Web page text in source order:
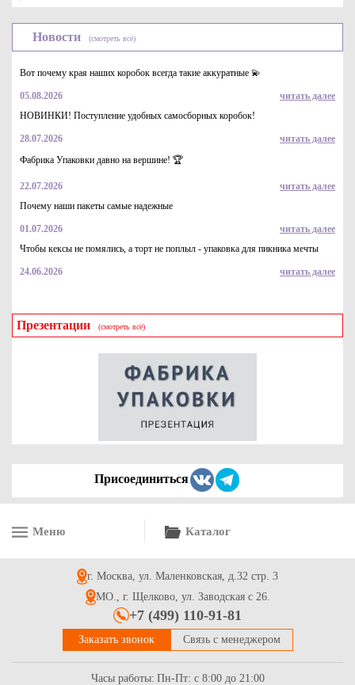
Скрепа для стрепп ленты, скоба для стрепп ленты ПП
1.3 Купить
Пряжки для стрепп ленты проволочная, пряжка проволочная
для стрепп ленты ПП от 12-19 мм
Пряжка пластмассовая для стрепп ленты ПП 15 мм
Новости (смотреть всё)
Вот почему края наших коробок всегда такие аккуратные 💫
05.08.2026
читать далее
НОВИНКИ! Поступление удобных самосборных коробок!
28.07.2026
читать далее
Фабрика Упаковки давно на вершине! 🏆
22.07.2026
читать далее
Почему наши пакеты самые надежные
01.07.2026
читать далее
Чтобы кексы не помялись, а торт не поплыл - упаковка для пикника мечты
24.06.2026 читать далее
Презентации (смотреть всё)
Присоединиться
Меню Каталог
г. Москва, ул. Маленковская, д.32 стр. 3
МО., г. Щелково, ул. Заводская с 26.
+7 (499) 110-91-81
Заказать звонок Связь с менеджером
Часы работы: Пн-Пт: с 8:00 до 21:00